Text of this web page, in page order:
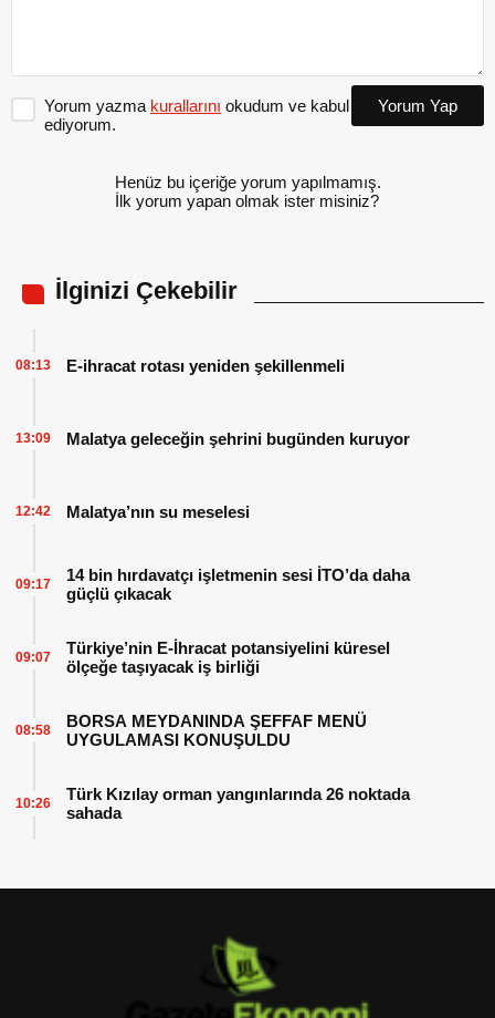
Yorum yazma kurallarını okudum ve kabul
ediyorum.
Yorum Yap
Henüz bu içeriğe yorum yapılmamış.
İlk yorum yapan olmak ister misiniz?
İlginizi Çekebilir
E-ihracat rotası yeniden şekillenmeli
08:13
Malatya geleceğin şehrini bugünden kuruyor
13:09
Malatya’nın su meselesi
12:42
14 bin hırdavatçı işletmenin sesi İTO’da daha
güçlü çıkacak
09:17
Türkiye’nin E-İhracat potansiyelini küresel
ölçeğe taşıyacak iş birliği
09:07
BORSA MEYDANINDA ŞEFFAF MENÜ
UYGULAMASI KONUŞULDU
08:58
Türk Kızılay orman yangınlarında 26 noktada
sahada
10:26